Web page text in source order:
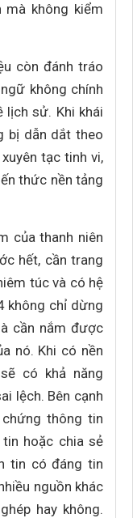
không kiểm
còn đánh tráo
không chính
lịch sử. Khi khái
bị dẫn dắt theo
tạc tinh vi,
thức nền tảng
của thanh niên
hết, cần trang
túc và có hệ
không chỉ dừng
cần nắm được
nó. Khi có nền
có khả năng
lệch. Bên cạnh
thông tin
hoặc chia sẻ
tin có đáng tin
nguồn khác
hay không.